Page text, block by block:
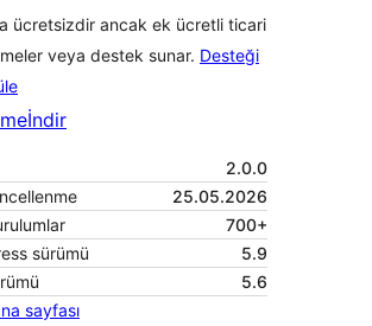
ücretsizdir ancak ek ücretli ticari
veya destek sunar. Desteği
İndir
2.0.0
25.05.2026
700+
sürümü
5.9
5.6
sayfası